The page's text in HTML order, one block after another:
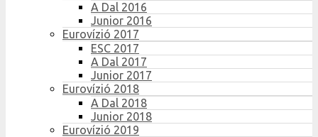
A Dal 2016
Junior 2016
Eurovízió 2017
ESC 2017
A Dal 2017
Junior 2017
Eurovízió 2018
A Dal 2018
Junior 2018
Eurovízió 2019